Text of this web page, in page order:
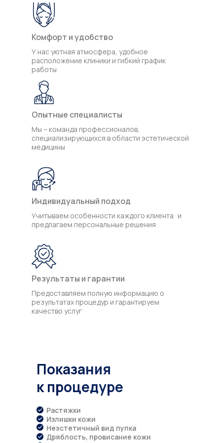
Мы – команда профессионалов,
специализирующихся в области эстетической
медицины
Опытные специалисты
Учитываем особенности каждого клиента и
предлагаем персональные решения
Индивидуальный подход
У нас уютная атмосфера, удобное
расположение клиники и гибкий график
работы
Комфорт и удобство
Предоставляем полную информацию о
результатах процедур и гарантируем
качество услуг
Результаты и гарантии
Показания
к процедуре
Растяжки
Излишки кожи
Неэстетичный вид пупка
Дряблость, провисание кожи